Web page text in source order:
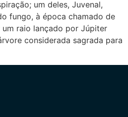
um deles, Juvenal,
fungo, à época chamado de
raio lançado por Júpiter
considerada sagrada para